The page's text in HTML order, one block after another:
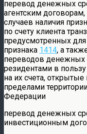
перевод денежных
агентским
случаев наличия
по счету клиента
предусмотренных
признака 1414, а
переводов денежных
резидентами в
на их счета, открытые
пределами
Федерации
перевод денежных
инвестиционным